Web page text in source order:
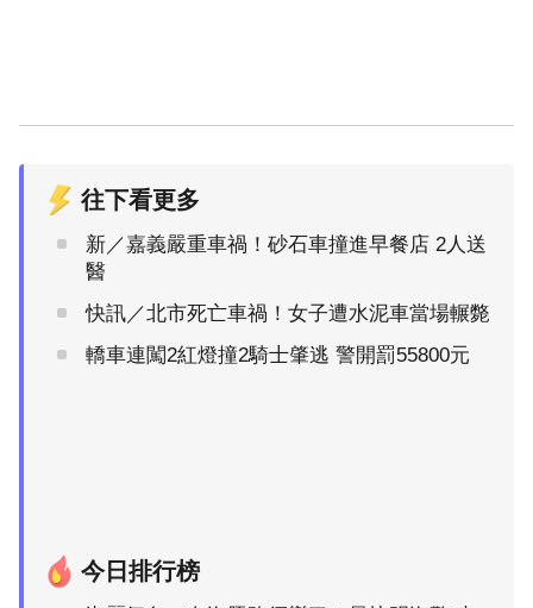
往下看更多
新／嘉義嚴重車禍！砂石車撞進早餐店 2人送
醫
快訊／北市死亡車禍！女子遭水泥車當場輾斃
轎車連闖2紅燈撞2騎士肇逃 警開罰55800元
今日排行榜